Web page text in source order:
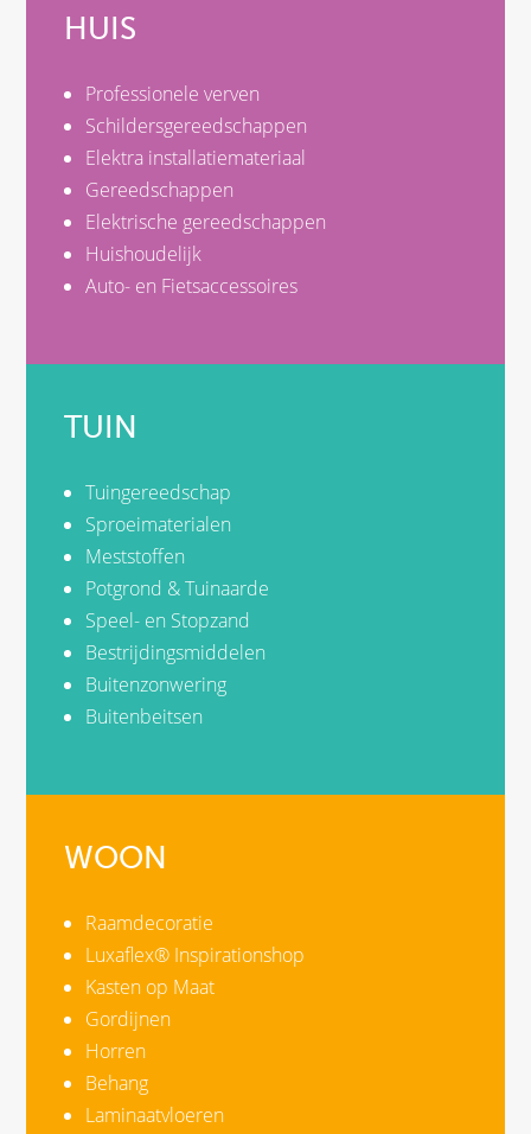
HUIS
Professionele verven
Schildersgereedschappen
Elektra installatiemateriaal
Gereedschappen
Elektrische gereedschappen
Huishoudelijk
Auto- en Fietsaccessoires
TUIN
Tuingereedschap
Sproeimaterialen
Meststoffen
Potgrond & Tuinaarde
Speel- en Stopzand
Bestrijdingsmiddelen
Buitenzonwering
Buitenbeitsen
WOON
Raamdecoratie
Luxaflex® Inspirationshop
Kasten op Maat
Gordijnen
Horren
Behang
Laminaatvloeren